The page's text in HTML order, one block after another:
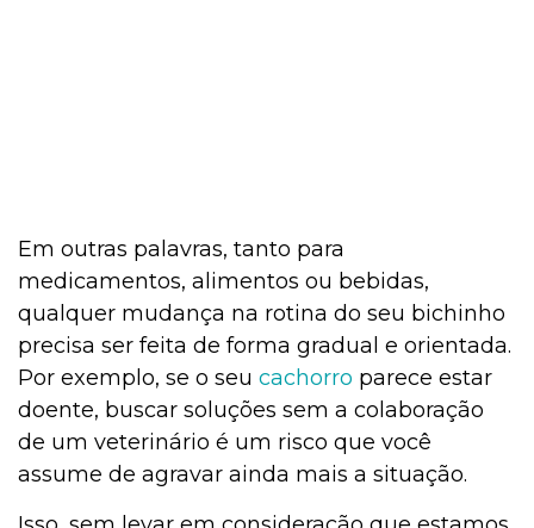
Em outras palavras, tanto para
medicamentos, alimentos ou bebidas,
qualquer mudança na rotina do seu bichinho
precisa ser feita de forma gradual e orientada.
Por exemplo, se o seu cachorro parece estar
doente, buscar soluções sem a colaboração
de um veterinário é um risco que você
assume de agravar ainda mais a situação.